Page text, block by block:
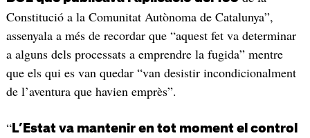
Constitució a la Comunitat Autònoma de Catalunya”,
assenyala a més de recordar que “aquest fet va determinar
a alguns dels processats a emprendre la fugida” mentre
que els qui es van quedar “van desistir incondicionalment
de l’aventura que havien emprès”.
“L’Estat va mantenir en tot moment el control